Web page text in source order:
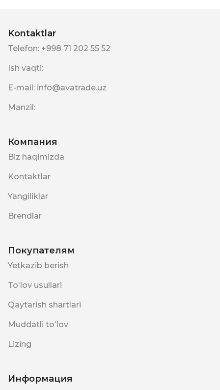
Kontaktlar
Telefon: +998 71 202 55 52
Ish vaqti:
E-mail: info@avatrade.uz
Manzil:
Компания
Biz haqimizda
Kontaktlar
Yangiliklar
Brendlar
Покупателям
Yetkazib berish
Toʻlov usullari
Qaytarish shartlari
Muddatli toʻlov
Lizing
Информация